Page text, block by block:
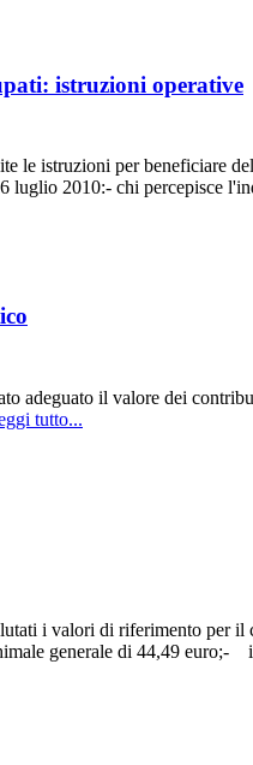
istruzioni operative
le istruzioni per beneficiare
luglio 2010:- chi percepisce
adeguato il valore dei
tutto...
i valori di riferimento
generale di 44,49 euro;-